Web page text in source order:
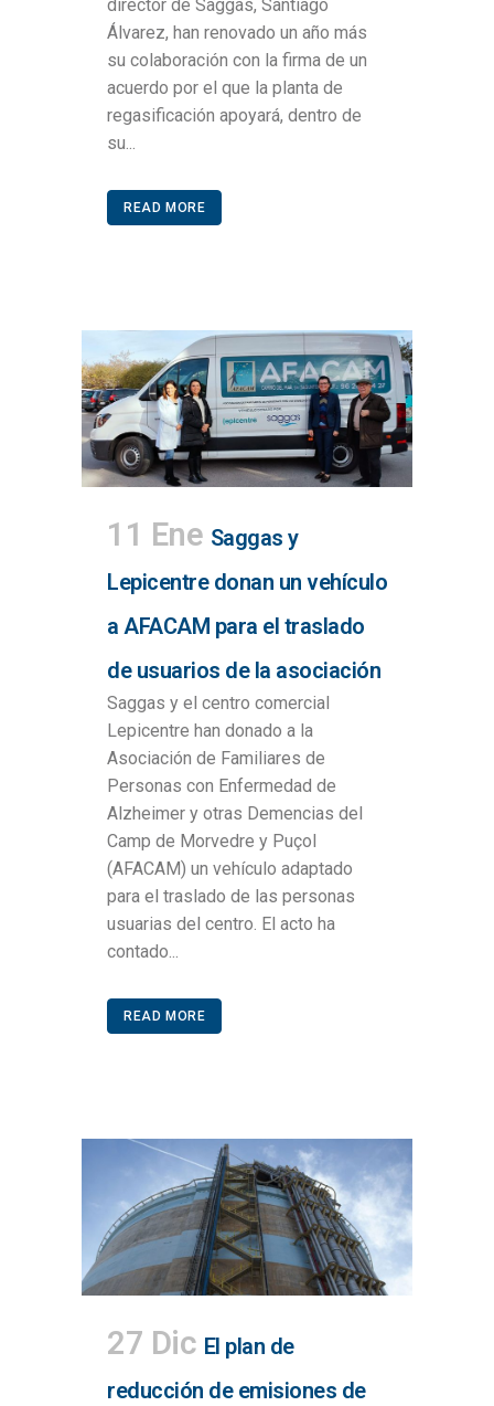
director de Saggas, Santiago
Álvarez, han renovado un año más
su colaboración con la firma de un
acuerdo por el que la planta de
regasificación apoyará, dentro de
su...
READ MORE
11 Ene Saggas y
Lepicentre donan un vehículo
a AFACAM para el traslado
de usuarios de la asociación
Saggas y el centro comercial
Lepicentre han donado a la
Asociación de Familiares de
Personas con Enfermedad de
Alzheimer y otras Demencias del
Camp de Morvedre y Puçol
(AFACAM) un vehículo adaptado
para el traslado de las personas
usuarias del centro. El acto ha
contado...
READ MORE
27 Dic El plan de
reducción de emisiones de